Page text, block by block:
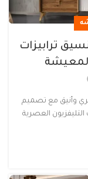
نصيحة لتنسيق ترابيزات
وأنيق مع تصميم
التليفزيون العصرية